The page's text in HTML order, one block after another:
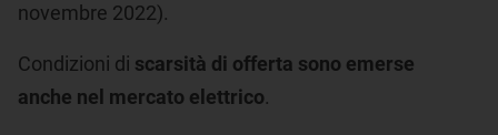
novembre 2022).
Condizioni di scarsità di offerta sono emerse
anche nel mercato elettrico.